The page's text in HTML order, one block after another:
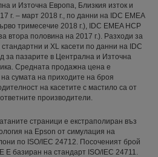
и Източна Европа, Близкия изток и
г. – март 2018 г., по данни на IDC EMEA
тримесечие 2018 г.), IDC EMEA HCP
втора половина на 2017 г.). Разходи за
стандартни и XL касети по данни на IDC
пазарите в Централна и Източна
Средната продажна цена е
сумата на приходите на броя
на касетите с мастило са от
производители.
страници е екстраполиран въз
на Epson от симулация на
по ISO/IEC 24712. Посоченият брой
базиран на стандарт ISO/IEC 24711.